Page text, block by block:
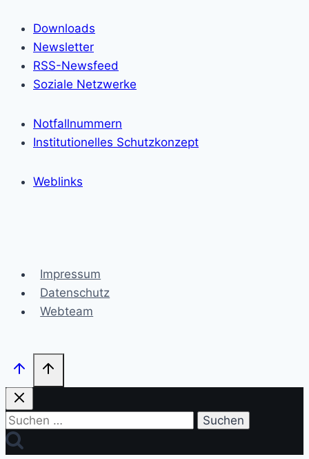
Downloads
Newsletter
RSS-Newsfeed
Soziale Netzwerke
Notfallnummern
Institutionelles Schutzkonzept
Weblinks
Impressum
Datenschutz
Webteam
Suchen
nach: